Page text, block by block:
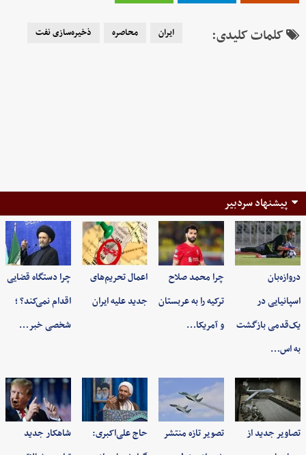
کلمات کلیدی: ایران محاصره ذخیره‌سازی نفت
پیشنهاد سردبیر
دروازه‌بان
اسپانیایی در
یک‌قدمی بازگشت
به اس…
چرا محمد صلاح
ترکیه را به عربستان
و آمریکا…
اعمال تحریم‌های
جدید علیه ایران
چرا دستگاه قضایی
اقدام نمی‌کند؟ ؛
شخصی خبر…
تصاویر جدید از
تصویر تازه منتشر
حاج علی‌اکبری:
شاهکار جدید